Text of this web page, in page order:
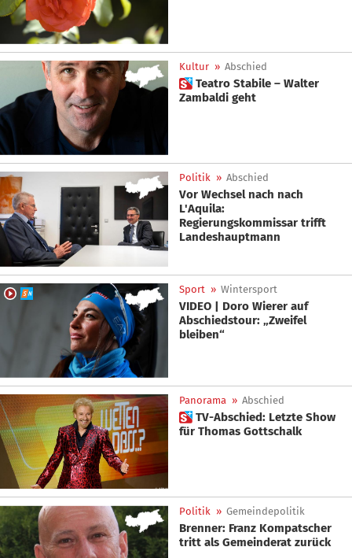
Kultur » Abschied
 Teatro Stabile – Walter
Zambaldi geht
Politik » Abschied
Vor Wechsel nach nach
L'Aquila:
Regierungskommissar trifft
Landeshauptmann
Sport » Wintersport
VIDEO | Doro Wierer auf
Abschiedstour: „Zweifel
bleiben“
Panorama » Abschied
 TV-Abschied: Letzte Show
für Thomas Gottschalk
Politik » Gemeindepolitik
Brenner: Franz Kompatscher
tritt als Gemeinderat zurück